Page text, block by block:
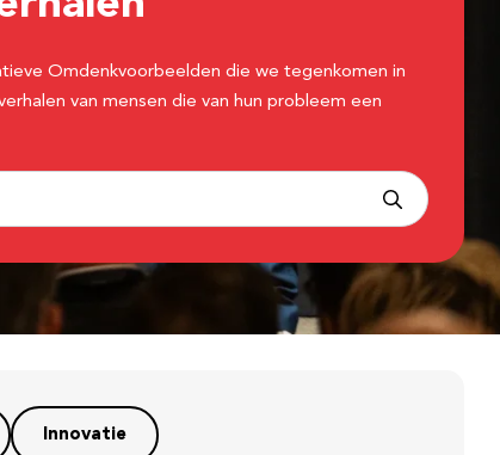
Omdenkvoorbeelden die we tegenkomen in
van mensen die van hun probleem een
Innovatie